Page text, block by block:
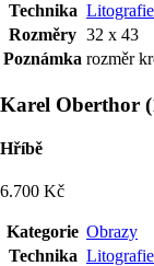
Technika Litografie
Rozměry 32 x 43
Poznámka rozměr
Karel Oberthor (
Hříbě
6.700 Kč
Kategorie Obrazy
Technika Litografie